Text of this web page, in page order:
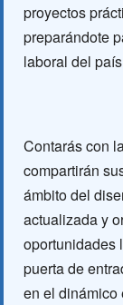
proyectos
preparándote
laboral del
Contarás con
compartirán
ámbito del
actualizada y
oportunidades
puerta de
en el dinámico